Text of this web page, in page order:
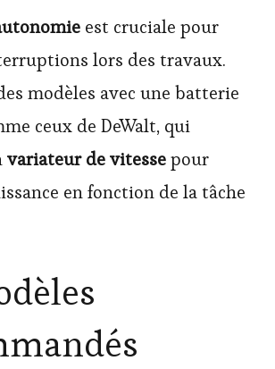
est cruciale pour
lors des travaux.
modèles avec une batterie
ceux de DeWalt, qui
variateur de vitessepour
en fonction de la tâche